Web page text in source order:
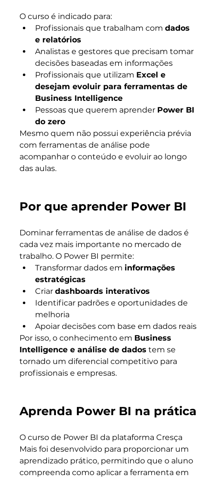
O curso é indicado para:
Profissionais que trabalham com dados
e relatórios
Analistas e gestores que precisam tomar
decisões baseadas em informações
Profissionais que utilizam Excel e
desejam evoluir para ferramentas de
Business Intelligence
Pessoas que querem aprender Power BI
do zero
Mesmo quem não possui experiência prévia
com ferramentas de análise pode
acompanhar o conteúdo e evoluir ao longo
das aulas.
Por que aprender Power BI
Dominar ferramentas de análise de dados é
cada vez mais importante no mercado de
trabalho. O Power BI permite:
Transformar dados em informações
estratégicas
Criar dashboards interativos
Identificar padrões e oportunidades de
melhoria
Apoiar decisões com base em dados reais
Por isso, o conhecimento em Business
Intelligence e análise de dados tem se
tornado um diferencial competitivo para
profissionais e empresas.
Aprenda Power BI na prática
O curso de Power BI da plataforma Cresça
Mais foi desenvolvido para proporcionar um
aprendizado prático, permitindo que o aluno
compreenda como aplicar a ferramenta em